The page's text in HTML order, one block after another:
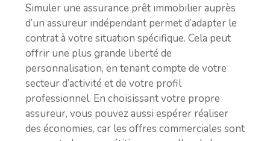
Simuler une assurance prêt immobilier auprès
d’un assureur indépendant permet d’adapter le
contrat à votre situation spécifique. Cela peut
offrir une plus grande liberté de
personnalisation, en tenant compte de votre
secteur d’activité et de votre profil
professionnel. En choisissant votre propre
assureur, vous pouvez aussi espérer réaliser
des économies, car les offres commerciales sont